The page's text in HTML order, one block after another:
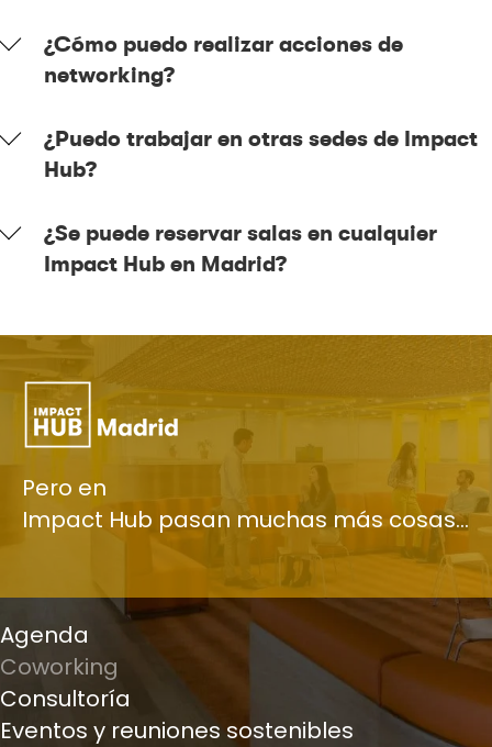
¿Cómo puedo realizar acciones de
networking?
¿Puedo trabajar en otras sedes de Impact
Hub?
¿Se puede reservar salas en cualquier
Impact Hub en Madrid?
Pero en
Impact Hub pasan muchas más cosas…
Agenda
Coworking
Consultoría
Eventos y reuniones sostenibles